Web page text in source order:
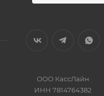
ООО КассЛайн
ИНН 7814764382